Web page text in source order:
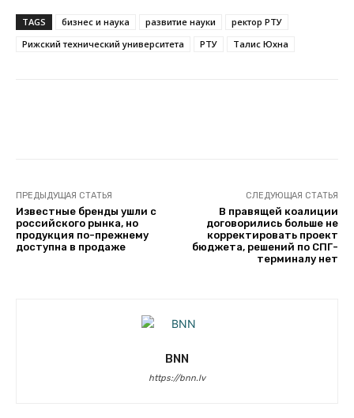
TAGS бизнес и наука развитие науки
ректор РТУ
Рижский технический университета
РТУ Талис Юхна
ПРЕДЫДУЩАЯ СТАТЬЯ
Известные бренды ушли с
российского рынка, но
продукция по-прежнему
доступна в продаже
СЛЕДУЮЩАЯ СТАТЬЯ
В правящей коалиции
договорились больше не
корректировать проект
бюджета, решений по СПГ-
терминалу нет
BNN
https://bnn.lv